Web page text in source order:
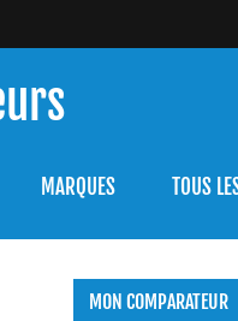
MARQUES TOUS
MON COMPARATEUR